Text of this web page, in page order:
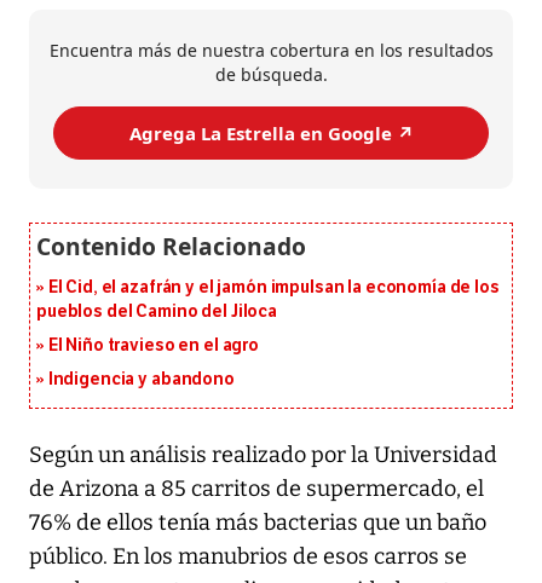
Encuentra más de nuestra cobertura en los resultados
de búsqueda.
Agrega La Estrella en Google ↗️
El Cid, el azafrán y el jamón impulsan la economía de los
pueblos del Camino del Jiloca
El Niño travieso en el agro
Indigencia y abandono
Según un análisis realizado por la Universidad
de Arizona a 85 carritos de supermercado, el
76% de ellos tenía más bacterias que un baño
público. En los manubrios de esos carros se